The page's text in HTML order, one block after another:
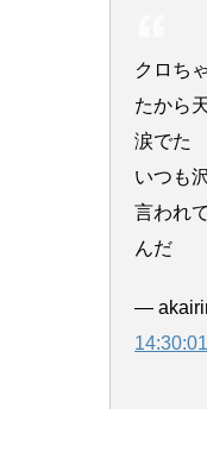
クロち
たから
涙でた
いつも
言われ
んだ
—